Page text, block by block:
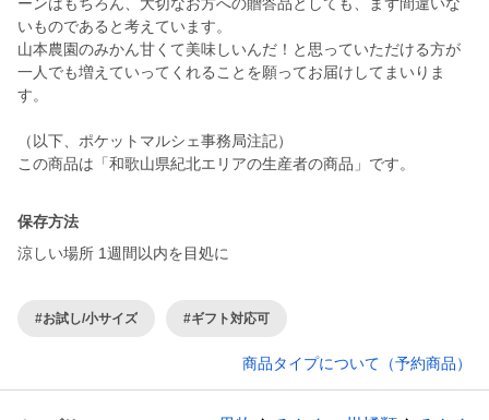
いものであると考えています。
山本農園のみかん甘くて美味しいんだ！と思っていただける方が
一人でも増えていってくれることを願ってお届けしてまいりま
す。
（以下、ポケットマルシェ事務局注記）
この商品は「和歌山県紀北エリアの生産者の商品」です。
保存方法
涼しい場所 1週間以内を目処に
#お試し/小サイズ #ギフト対応可
商品タイプについて（予約商品）